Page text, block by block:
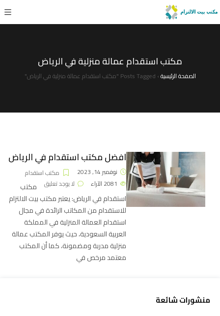
مكتب استقدام عمالة منزلية في الرياض
الصفحة الرئيسية› Posts Tagged "مكتب استقدام عمالة منزلية في الرياض"
افضل مكتب استقدام في الرياض
نوفمبر 14, 2023
مكتب استقدام
لا يوجد تعليق
الآراء
مكتب
استقدام في الرياض: يعتبر مكتب بيت الالتزام
للاستقدام من المكاتب الرائدة في مجال
استقدام العمالة المنزلية في المملكة
العربية السعودية، حيث يوفر المكتب عمالة
منزلية مدربة ومضمونة، كما أن المكتب
معتمد مرخص في
منشورات شائعة